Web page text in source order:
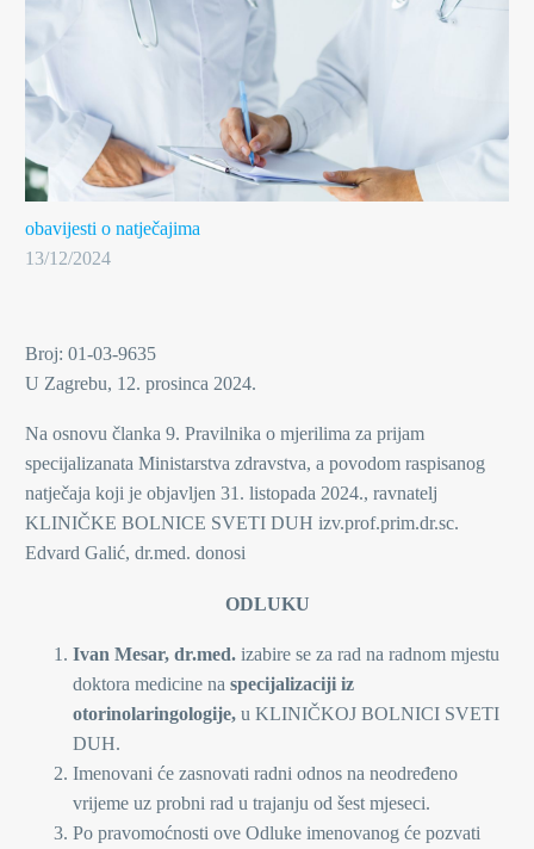
obavijesti o natječajima
13/12/2024
Broj: 01-03-9635
U Zagrebu, 12. prosinca 2024.
Na osnovu članka 9. Pravilnika o mjerilima za prijam
specijalizanata Ministarstva zdravstva, a povodom raspisanog
natječaja koji je objavljen 31. listopada 2024., ravnatelj
KLINIČKE BOLNICE SVETI DUH izv.prof.prim.dr.sc.
Edvard Galić, dr.med. donosi
ODLUKU
Ivan Mesar, dr.med. izabire se za rad na radnom mjestu
doktora medicine na specijalizaciji iz
otorinolaringologije, u KLINIČKOJ BOLNICI SVETI
DUH.
Imenovani će zasnovati radni odnos na neodređeno
vrijeme uz probni rad u trajanju od šest mjeseci.
Po pravomoćnosti ove Odluke imenovanog će pozvati